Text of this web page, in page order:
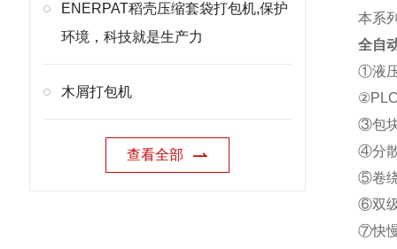
ENERPAT稻壳压缩套袋打包机,保护
环境，科技就是生产力
木屑打包机
查看全部
本系
全自
①液
③包
④分
⑤卷
⑥双
⑦快